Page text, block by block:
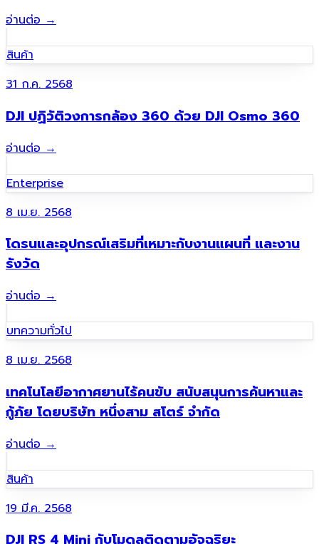
อ่านต่อ→
สินค้า
31 ก.ค. 2568
DJI ปฏิวัติวงการกล้อง 360 ด้วย DJI Osmo 360
อ่านต่อ →
Enterprise
8 เม.ย. 2568
โดรนและอุปกรณ์เสริมที่เหมาะกับงานแผนที่ และงาน
รังวัด
อ่านต่อ→
บทความทั่วไป
8 เม.ย. 2568
เทคโนโลยีอากาศยานไร้คนขับ สนับสนุนการค้นหาและ
กู้ภัย โดยบริษัท หนึ่งสาม สโตร์ จำกัด
อ่านต่อ →
สินค้า
19 มี.ค. 2568
DJI RS 4 Mini กับโมดูลติดตามอัจฉริยะ